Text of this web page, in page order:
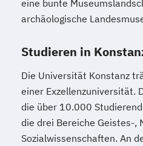
eine bunte
archäologische
Studieren in
Die Universität Konstanz
einer Exzellenzuniversität.
die über 10.000
die drei Bereiche Geistes-,
Sozialwissenschaften. An